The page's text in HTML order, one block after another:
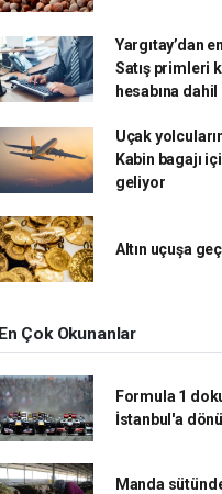
Yargıtay’dan
Satış primleri
hesabına
Uçak
Kabin bagajı
geliyor
Altın uçuşa
En Çok Okunanlar
Formula 1
İstanbul'a
Manda